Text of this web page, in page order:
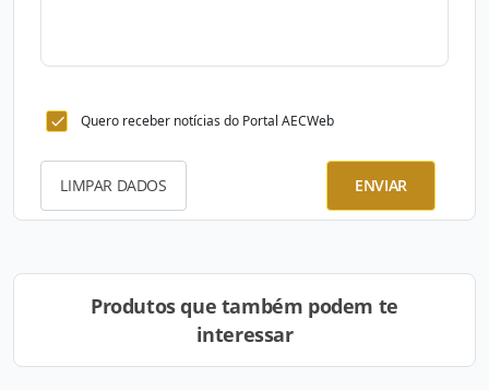
Quero receber notícias do Portal AECWeb
LIMPAR DADOS ENVIAR
Produtos que também podem te
interessar